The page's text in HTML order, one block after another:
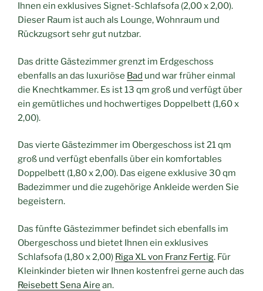
Ihnen ein exklusives Signet-Schlafsofa (2,00 x 2,00).
Dieser Raum ist auch als Lounge, Wohnraum und
Rückzugsort sehr gut nutzbar.
Das dritte Gästezimmer grenzt im Erdgeschoss
ebenfalls an das luxuriöse Bad und war früher einmal
die Knechtkammer. Es ist 13 qm groß und verfügt über
ein gemütliches und hochwertiges Doppelbett (1,60 x
2,00).
Das vierte Gästezimmer im Obergeschoss ist 21 qm
groß und verfügt ebenfalls über ein komfortables
Doppelbett (1,80 x 2,00). Das eigene exklusive 30 qm
Badezimmer und die zugehörige Ankleide werden Sie
begeistern.
Das fünfte Gästezimmer befindet sich ebenfalls im
Obergeschoss und bietet Ihnen ein exklusives
Schlafsofa (1,80 x 2,00) Riga XL von Franz Fertig. Für
Kleinkinder bieten wir Ihnen kostenfrei gerne auch das
Reisebett Sena Aire an.